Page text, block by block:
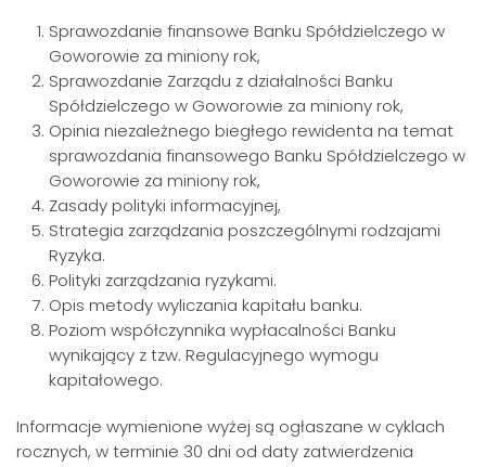
Sprawozdanie finansowe Banku Spółdzielczego w
Goworowie za miniony rok,
Sprawozdanie Zarządu z działalności Banku
Spółdzielczego w Goworowie za miniony rok,
Opinia niezależnego biegłego rewidenta na temat
sprawozdania finansowego Banku Spółdzielczego w
Goworowie za miniony rok,
Zasady polityki informacyjnej,
Strategia zarządzania poszczególnymi rodzajami
Ryzyka.
Polityki zarządzania ryzykami.
Opis metody wyliczania kapitału banku.
Poziom współczynnika wypłacalności Banku
wynikający z tzw. Regulacyjnego wymogu
kapitałowego.
Informacje wymienione wyżej są ogłaszane w cyklach
rocznych, w terminie 30 dni od daty zatwierdzenia